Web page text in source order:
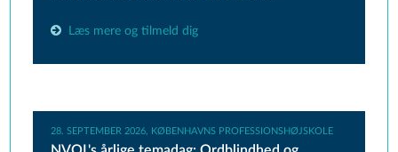
Læs mere og tilmeld dig
28. SEPTEMBER 2026, KØBENHAVNS PROFESSIONSHØJSKOLE